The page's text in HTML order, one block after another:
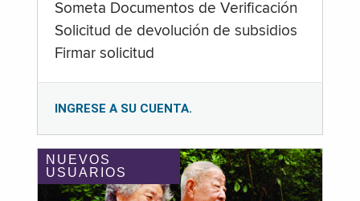
Someta Documentos de Verificación
Solicitud de devolución de subsidios
Firmar solicitud
INGRESE A SU CUENTA.
NUEVOS
USUARIOS